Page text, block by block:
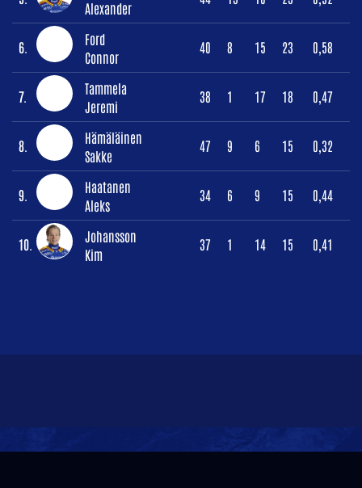
Alexander
6.
Ford
Connor
40 8 15 23 0,58
7.
Tammela
Jeremi
38 1 17 18 0,47
8.
Hämäläinen
Sakke
47 9 6 15 0,32
9.
Haatanen
Aleks
34 6 9 15 0,44
10.
Johansson
Kim
37 1 14 15 0,41